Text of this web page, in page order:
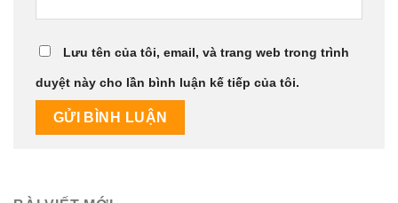
Lưu tên của tôi, email, và trang web trong trình
duyệt này cho lần bình luận kế tiếp của tôi.